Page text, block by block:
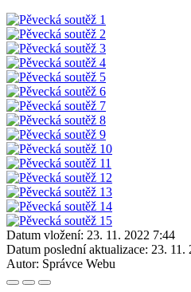
Datum vložení: 23. 11. 2022 7:44
Datum poslední aktualizace: 23. 11.
Autor: Správce Webu